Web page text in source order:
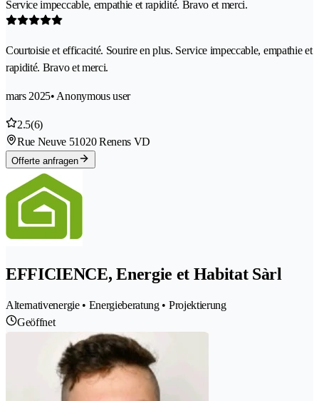
Service impeccable, empathie et rapidité. Bravo et merci.
Courtoisie et efficacité. Sourire en plus. Service impeccable, empathie et
rapidité. Bravo et merci.
mars 2025• Anonymous user
2.5(6)
Rue Neuve 51020 Renens VD
Offerte anfragen
EFFICIENCE, Energie et Habitat Sàrl
Alternativenergie • Energieberatung • Projektierung
Geöffnet